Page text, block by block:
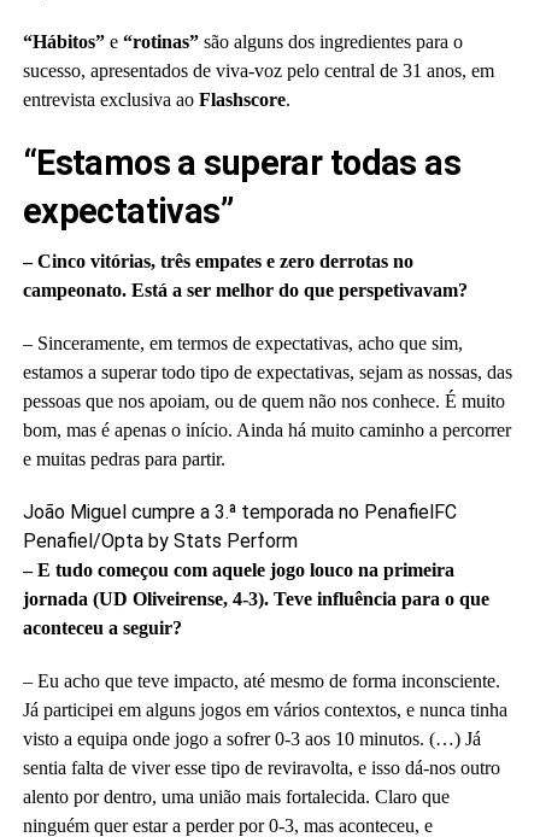
“Hábitos”e “rotinas”são alguns dos ingredientes para o
sucesso, apresentados de viva-voz pelo central de 31 anos, em
entrevista exclusiva ao Flashscore.
“Estamos a superar todas as
expectativas”
– Cinco vitórias, três empates e zero derrotas no
campeonato. Está a ser melhor do que perspetivavam?
– Sinceramente, em termos de expectativas, acho que sim,
estamos a superar todo tipo de expectativas, sejam as nossas, das
pessoas que nos apoiam, ou de quem não nos conhece. É muito
bom, mas é apenas o início. Ainda há muito caminho a percorrer
e muitas pedras para partir.
João Miguel cumpre a 3.ª temporada no PenafielFC
Penafiel/Opta by Stats Perform
– E tudo começou com aquele jogo louco na primeira
jornada (UD Oliveirense, 4-3). Teve influência para o que
aconteceu a seguir?
– Eu acho que teve impacto, até mesmo de forma inconsciente.
Já participei em alguns jogos em vários contextos, e nunca tinha
visto a equipa onde jogo a sofrer 0-3 aos 10 minutos. (…) Já
sentia falta de viver esse tipo de reviravolta, e isso dá-nos outro
alento por dentro, uma união mais fortalecida. Claro que
ninguém quer estar a perder por 0-3, mas aconteceu, e